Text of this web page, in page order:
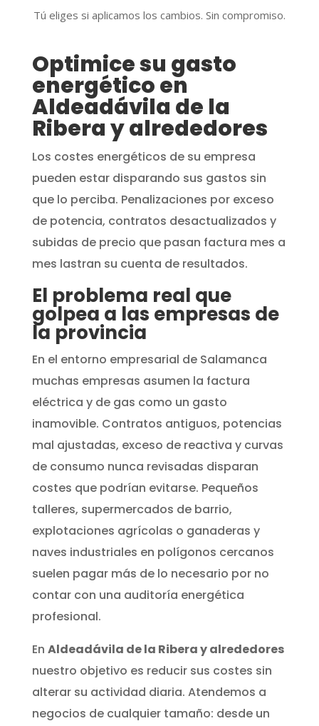
Tú eliges si aplicamos los cambios. Sin compromiso.
Optimice su gasto
energético en
Aldeadávila de la
Ribera y alrededores
Los costes energéticos de su empresa
pueden estar disparando sus gastos sin
que lo perciba. Penalizaciones por exceso
de potencia, contratos desactualizados y
subidas de precio que pasan factura mes a
mes lastran su cuenta de resultados.
El problema real que
golpea a las empresas de
la provincia
En el entorno empresarial de Salamanca
muchas empresas asumen la factura
eléctrica y de gas como un gasto
inamovible. Contratos antiguos, potencias
mal ajustadas, exceso de reactiva y curvas
de consumo nunca revisadas disparan
costes que podrían evitarse. Pequeños
talleres, supermercados de barrio,
explotaciones agrícolas o ganaderas y
naves industriales en polígonos cercanos
suelen pagar más de lo necesario por no
contar con una auditoría energética
profesional.
En Aldeadávila de la Ribera y alrededores
nuestro objetivo es reducir sus costes sin
alterar su actividad diaria. Atendemos a
negocios de cualquier tamaño: desde un